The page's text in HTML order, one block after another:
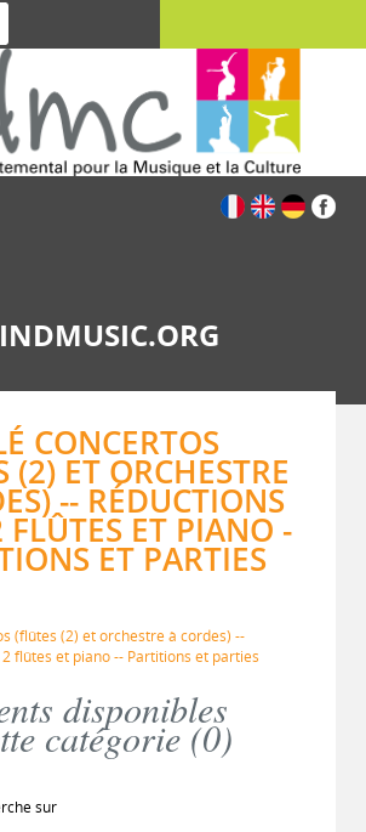
CONCERTOS
(2) ET ORCHESTRE
-- RÉDUCTIONS
FLÛTES ET PIANO -
ET PARTIES
(flûtes (2) et orchestre à cordes) --
flûtes et piano -- Partitions et parties
disponibles
catégorie (0)
sur